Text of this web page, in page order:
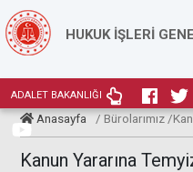
HUKUK İŞLERİ
ADALET BAKANLIĞI
Anasayfa / Bürolarımız /
Kanun Yararına